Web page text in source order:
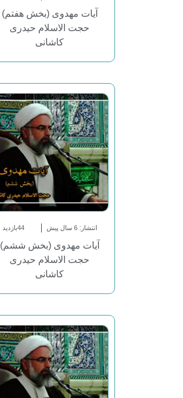
آیات مهدوی (بخش هفتم)
حجت الاسلام حیدری
کاشانی
انتشار: 6 سال پیش 44بازدید
آیات مهدوی (بخش ششم)
حجت الاسلام حیدری
کاشانی